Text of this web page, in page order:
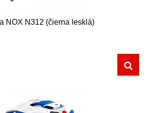
NOX N312 (čierna lesklá)